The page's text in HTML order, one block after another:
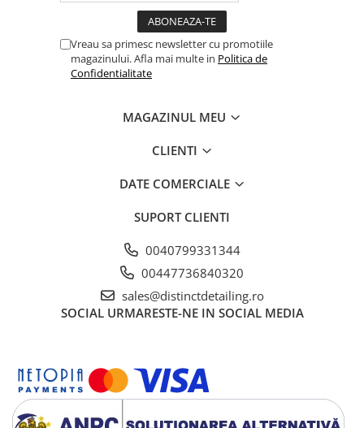
Vreau sa primesc newsletter cu promotiile
magazinului. Afla mai multe in Politica de
Confidentialitate
MAGAZINUL MEU
CLIENTI
DATE COMERCIALE
SUPORT CLIENTI
0040799331344
00447736840320
sales@distinctdetailing.ro
SOCIAL URMARESTE-NE IN SOCIAL MEDIA